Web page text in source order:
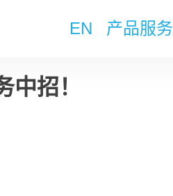
EN 产品服务
招！